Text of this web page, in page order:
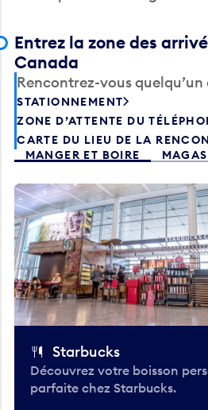
Entrez la zone des
Canada
Rencontrez-vous quelqu’un
STATIONNEMENT
ZONE D’ATTENTE DU
CARTE DU LIEU DE LA
MANGER ET BOIRE
Starbucks
Découvrez votre boisson
parfaite chez Starbucks.